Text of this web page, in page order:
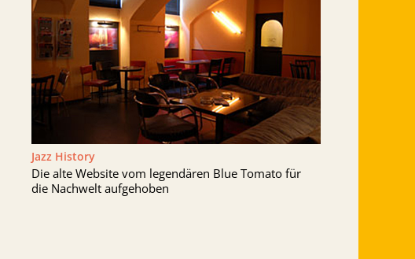
Jazz History
Die alte Website vom legendären Blue Tomato für
die Nachwelt aufgehoben